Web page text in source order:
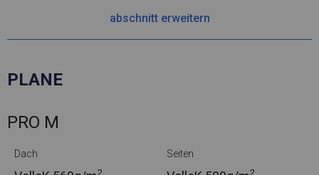
abschnitt erweitern
PLANE
PRO M
Dach
2
Seiten
2